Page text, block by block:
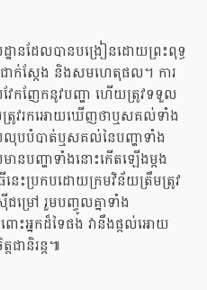
ានដែលបានបង្រៀនដោយព្រះពុទ្ធ
ជាក់ស្តែង និងសមហេតុផល។ ការ
កញែកនូវបញ្ហា ហើយត្រូវទទួល
រូវរកអោយឃើញថាឬសគល់ទាំង
លុបបំបាត់ឬសគល់នៃបញ្ហាទាំង
បញ្ហាទាំងនោះកើតឡើងម្តង
េះប្រកបដោយក្រមវិន័យត្រឹមត្រូវ
រៅ រួមបញ្ចូលគ្នាទាំង
ោះអ្នកដ៏ទៃផង វានឹងផ្តល់អោយ
ជានិរន្ត៕